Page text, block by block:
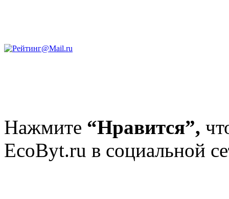
Нажмите “Нравится”,
EcoByt.ru в социальной